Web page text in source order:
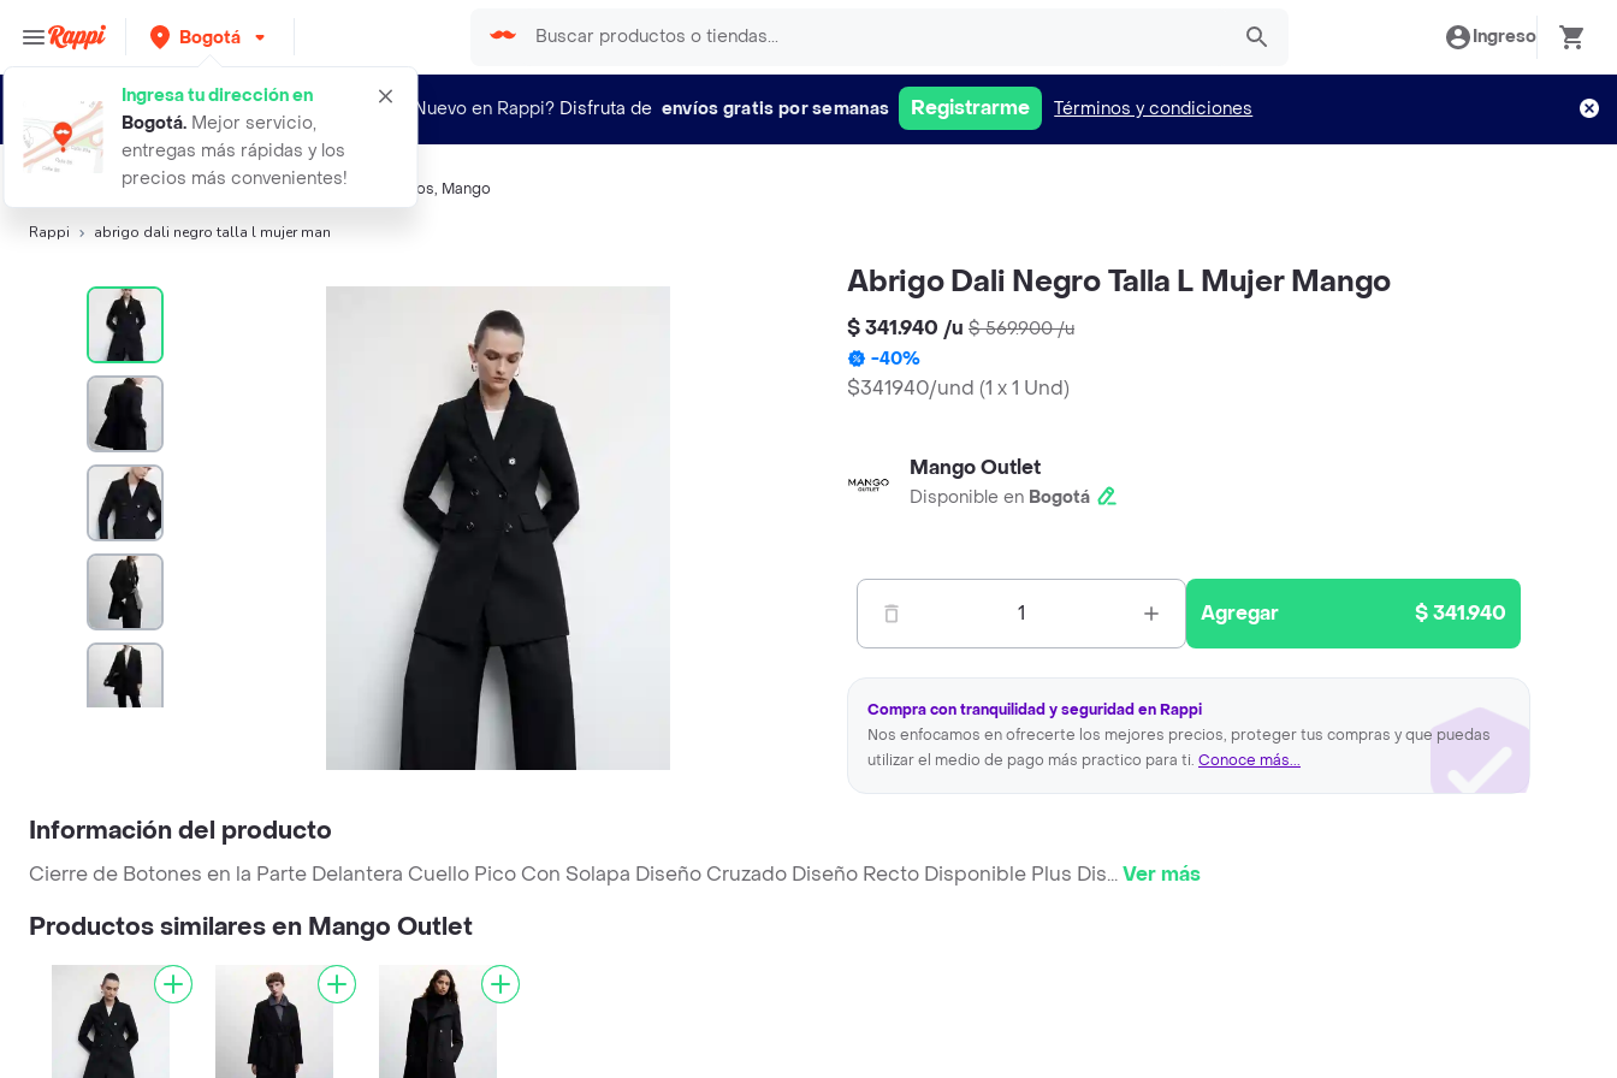
Bogotá
Ingresa tu dirección en
Bogotá. Mejor servicio,
entregas más rápidas y los
precios más convenientes!
Ingreso
¿Nuevo en Rappi? Disfruta de envíos gratis por semanas Registrarme Términos y condiciones
Búsquedas relacionadas:Abrigos, Chamarras, Chalecos, Mango
Rappi abrigo dali negro talla l mujer man
Abrigo Dali Negro Talla L Mujer Mango
$ 341.940 /u $ 569.900/u
-40%
$341940/und (1 x 1 Und)
Mango Outlet
Disponible en Bogotá
1 Agregar $ 341.940
Compra con tranquilidad y seguridad en Rappi
Nos enfocamos en ofrecerte los mejores precios, proteger tus compras y que puedas
utilizar el medio de pago más practico para ti. Conoce más...
Información del producto
Cierre de Botones en la Parte Delantera Cuello Pico Con Solapa Diseño Cruzado Diseño Recto Disponible Plus Dis...Ver más
Productos similares en Mango Outlet